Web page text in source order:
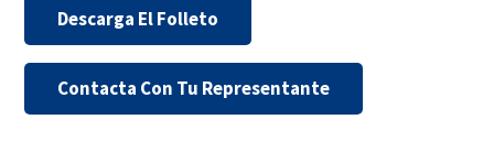
Descarga El Folleto
Contacta Con Tu Representante